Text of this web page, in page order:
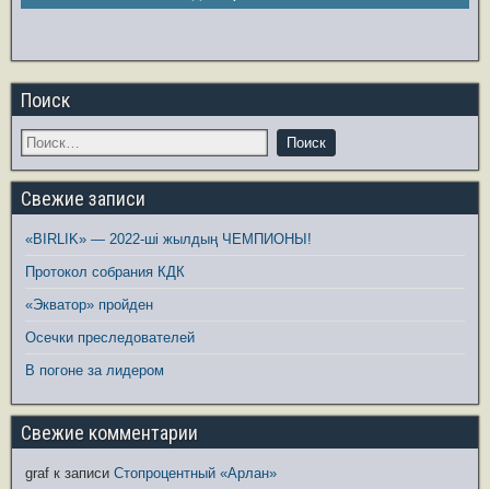
Поиск
Свежие записи
«BIRLIK» — 2022-ші жылдың ЧЕМПИОНЫ!
Протокол собрания КДК
«Экватор» пройден
Осечки преследователей
В погоне за лидером
Свежие комментарии
graf к записи Стопроцентный «Арлан»